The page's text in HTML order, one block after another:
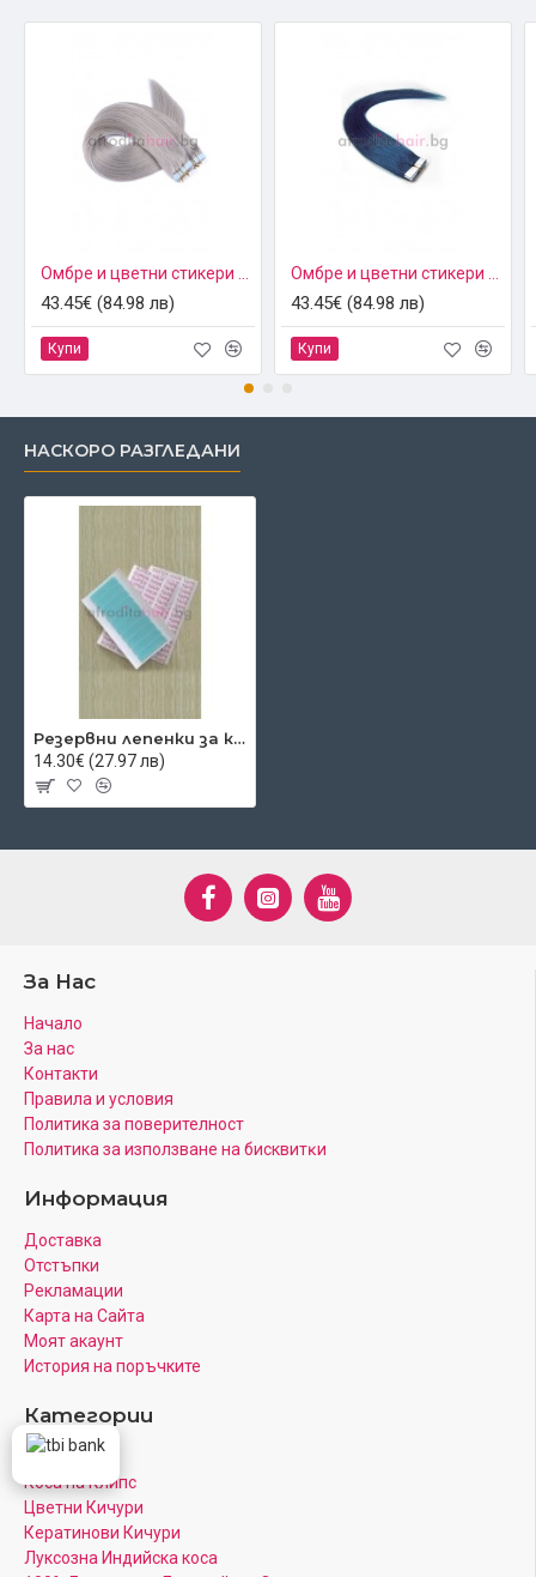
43.45€ (84.98 лв)
Купи
43.45€ (84.98 лв)
Купи
НАСКОРО РАЗГЛЕДАНИ
Резервни лепенки за коса на стикери
14.30€ (27.97 лв)
За Нас
Начало
За нас
Контакти
Правила и условия
Политика за поверителност
Πoлитика зa изпoлзвaнe нa бисквитĸи
Информация
Доставка
Отстъпки
Рекламации
Карта на Сайта
Моят акаунт
История на поръчките
Категории
Канеколон
Коса на Клипс
Цветни Кичури
Кератинови Кичури
Луксозна Индийска коса